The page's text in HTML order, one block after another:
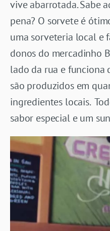
vive abarrotada. Sabe
pena? O sorvete é
uma sorveteria local e
donos do mercadinho
lado da rua e funciona
são produzidos em
ingredientes locais.
sabor especial e um